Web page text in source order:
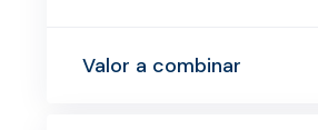
Valor a combinar